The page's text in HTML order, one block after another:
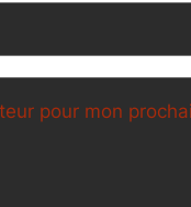
pour mon